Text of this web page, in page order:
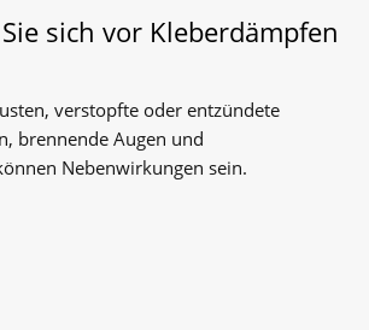
sich vor Kleberdämpfen
verstopfte oder entzündete
brennende Augen und
Nebenwirkungen sein.